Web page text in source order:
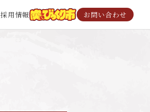
採用情報 お問い合わせ